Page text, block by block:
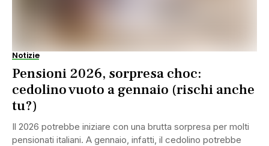
Notizie
Pensioni 2026, sorpresa choc:
cedolino vuoto a gennaio (rischi anche
tu?)
Il 2026 potrebbe iniziare con una brutta sorpresa per molti
pensionati italiani. A gennaio, infatti, il cedolino potrebbe